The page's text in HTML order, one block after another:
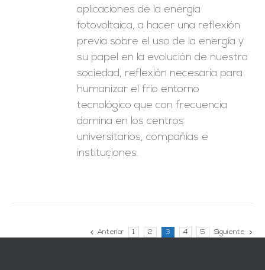
aplicaciones de la energía
fotovoltaica, a hacer una reflexión
previa sobre el uso de la energía y
su papel en la evolución de nuestra
sociedad, reflexión necesaria para
humanizar el frío entorno
tecnológico que con frecuencia
domina en los centros
universitarios, compañías e
instituciones.
Anterior 1 2 3 4 5 Siguiente